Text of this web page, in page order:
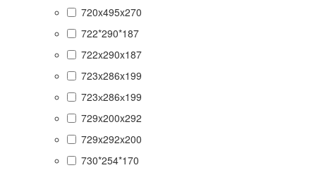
720x495x270
722*290*187
722x290x187
723x286x199
723х286х199
729x200x292
729x292x200
730*254*170